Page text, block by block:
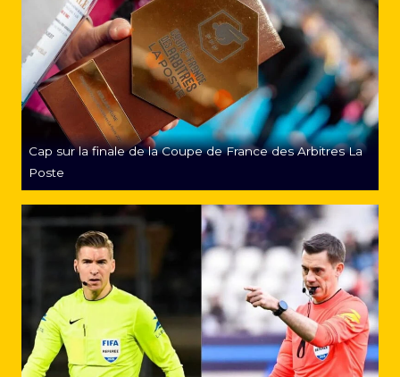
Cap sur la finale de la Coupe de France des Arbitres La
Poste